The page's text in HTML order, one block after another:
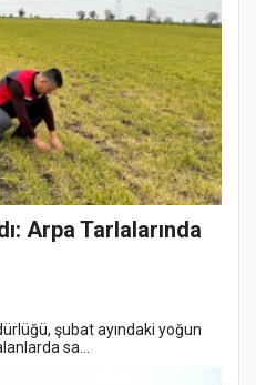
Arpa Tarlalarında
şubat ayındaki yoğun
sa...